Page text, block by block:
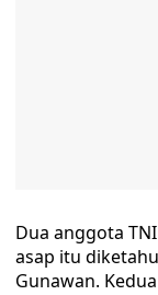
Dua anggota
asap itu
Gunawan.